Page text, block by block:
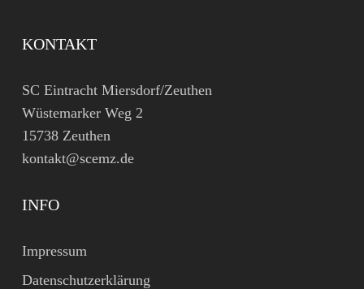
KONTAKT
SC Eintracht Miersdorf/Zeuthen
Wüstemarker Weg 2
15738 Zeuthen
kontakt@scemz.de
INFO
Impressum
Datenschutzerklärung